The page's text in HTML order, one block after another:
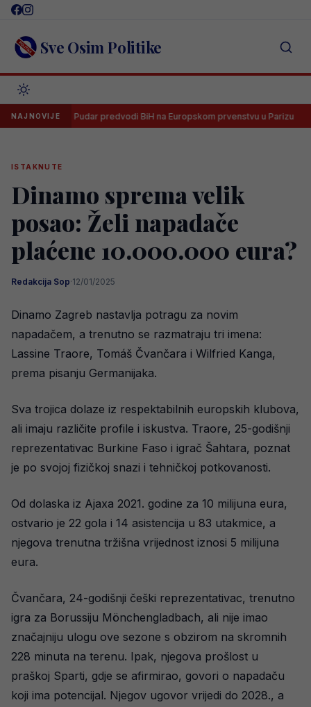
Skip
content Sve Osim Politike
NAJNOVIJE
Lana Pudar predvodi BiH na Europskom prvenstvu u Parizu
ISTAKNUTE
Dinamo sprema velik
posao: Želi napadače
plaćene 10.000.000 eura?
Redakcija Sop·12/01/2025
Dinamo Zagreb nastavlja potragu za novim
napadačem, a trenutno se razmatraju tri imena:
Lassine Traore, Tomáš Čvančara i Wilfried Kanga,
prema pisanju Germanijaka.
Sva trojica dolaze iz respektabilnih europskih klubova,
ali imaju različite profile i iskustva. Traore, 25-godišnji
reprezentativac Burkine Faso i igrač Šahtara, poznat
je po svojoj fizičkoj snazi i tehničkoj potkovanosti.
Od dolaska iz Ajaxa 2021. godine za 10 milijuna eura,
ostvario je 22 gola i 14 asistencija u 83 utakmice, a
njegova trenutna tržišna vrijednost iznosi 5 milijuna
eura.
Čvančara, 24-godišnji češki reprezentativac, trenutno
igra za Borussiju Mönchengladbach, ali nije imao
značajniju ulogu ove sezone s obzirom na skromnih
228 minuta na terenu. Ipak, njegova prošlost u
praškoj Sparti, gdje se afirmirao, govori o napadaču
koji ima potencijal. Njegov ugovor vrijedi do 2028., a